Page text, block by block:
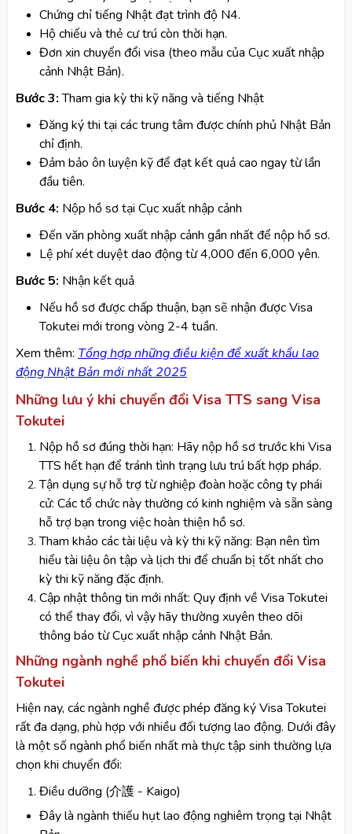
Chứng chỉ tiếng Nhật đạt trình độ N4.
Hộ chiếu và thẻ cư trú còn thời hạn.
Đơn xin chuyển đổi visa (theo mẫu của Cục xuất nhập
cảnh Nhật Bản).
Bước 3:Tham gia kỳ thi kỹ năng và tiếng Nhật
Đăng ký thi tại các trung tâm được chính phủ Nhật Bản
chỉ định.
Đảm bảo ôn luyện kỹ để đạt kết quả cao ngay từ lần
đầu tiên.
Bước 4: Nộp hồ sơ tại Cục xuất nhập cảnh
Đến văn phòng xuất nhập cảnh gần nhất để nộp hồ sơ.
Lệ phí xét duyệt dao động từ 4,000 đến 6,000 yên.
Bước 5: Nhận kết quả
Nếu hồ sơ được chấp thuận, bạn sẽ nhận được Visa
Tokutei mới trong vòng 2-4 tuần.
​Xem thêm: Tổng hợp những điều kiện để xuất khẩu lao
động Nhật Bản mới nhất 2025
Những lưu ý khi chuyển đổi Visa TTS sang Visa
Tokutei
Nộp hồ sơ đúng thời hạn: Hãy nộp hồ sơ trước khi Visa
TTS hết hạn để tránh tình trạng lưu trú bất hợp pháp.
Tận dụng sự hỗ trợ từ nghiệp đoàn hoặc công ty phái
cử: Các tổ chức này thường có kinh nghiệm và sẵn sàng
hỗ trợ bạn trong việc hoàn thiện hồ sơ.
Tham khảo các tài liệu và kỳ thi kỹ năng: Bạn nên tìm
hiểu tài liệu ôn tập và lịch thi để chuẩn bị tốt nhất cho
kỳ thi kỹ năng đặc định.
Cập nhật thông tin mới nhất: Quy định về Visa Tokutei
có thể thay đổi, vì vậy hãy thường xuyên theo dõi
thông báo từ Cục xuất nhập cảnh Nhật Bản.
Những ngành nghề phổ biến khi chuyển đổi Visa
Tokutei
Hiện nay, các ngành nghề được phép đăng ký Visa Tokutei
rất đa dạng, phù hợp với nhiều đối tượng lao động. Dưới đây
là một số ngành phổ biến nhất mà thực tập sinh thường lựa
chọn khi chuyển đổi:
Điều dưỡng (介護 - Kaigo)
Đây là ngành thiếu hụt lao động nghiêm trọng tại Nhật